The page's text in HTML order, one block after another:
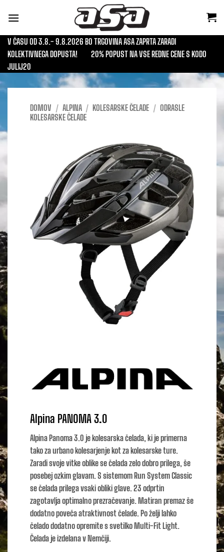
V ČASU OD 3.8.- 9.8.2026 BO TRGOVINA ASA ZAPRTA ZARADI
KOLEKTIVNEGA DOPUSTA!
20% POPUST NA VSE REDNE CENE S KODO
JULIJ20
DOMOV / ALPINA / KOLESARSKE ČELADE / ODRASLE
KOLESARSKE ČELADE
Alpina PANOMA 3.0
Alpina Panoma 3.0 je kolesarska čelada, ki je primerna
tako za urbano kolesarjenje kot za kolesarske ture.
Zaradi svoje vitke oblike se čelada zelo dobro prilega, še
posebej ozkim glavam. S sistemom Run System Classic
se čelada prilega vsaki obliki glave. 23 odprtin
zagotavlja optimalno prezračevanje. Matiran premaz še
dodatno poveča atraktivnost čelade. Po želji lahko
čelado dodatno opremite s svetilko Multi-Fit Light.
Čelada je izdelana v Nemčiji.